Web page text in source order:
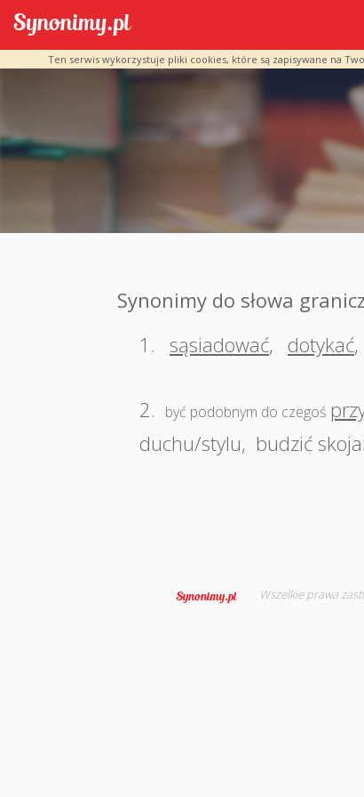
Ten serwis wykorzystuje pliki cookies, które są zapisywane na
Synonimy do słowa
1.
sąsiadować, dotykać,
2. być podobnym do czegoś
duchu/stylu, budzić
Wszelkie prawa